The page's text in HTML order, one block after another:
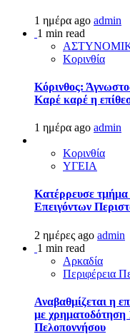
1 ημέρα ago admin
1 min read
Κορινθία
Κόρινθος:
Καρέ καρέ η
1 ημέρα ago admin
Κορινθία
ΥΓΕΙΑ
Kατέρρευσε
Επειγόντων
2 ημέρες ago admin
1 min read
Αρκαδία
Περιφέρεια
Αναβαθμίζεται η
με χρηματοδότηση
Πελοποννήσου